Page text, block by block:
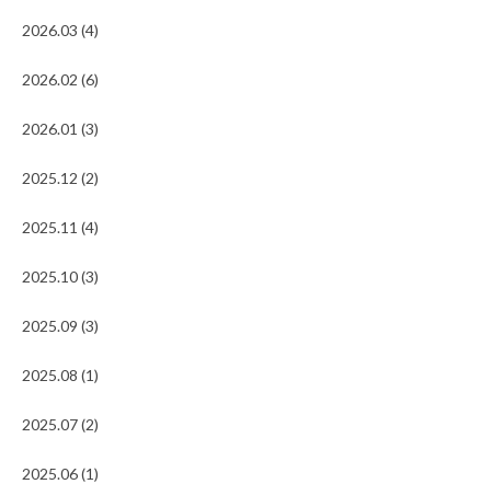
2026.03 (4)
2026.02 (6)
2026.01 (3)
2025.12 (2)
2025.11 (4)
2025.10 (3)
2025.09 (3)
2025.08 (1)
2025.07 (2)
2025.06 (1)